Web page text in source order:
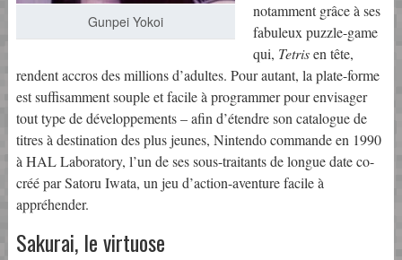
Gunpei Yokoi
notamment grâce à ses
fabuleux puzzle-game
qui, Tetrisen tête,
rendent accros des millions d’adultes. Pour autant, la plate-forme
est suffisamment souple et facile à programmer pour envisager
tout type de développements – afin d’étendre son catalogue de
titres à destination des plus jeunes, Nintendo commande en 1990
à HAL Laboratory, l’un de ses sous-traitants de longue date co-
créé par Satoru Iwata, un jeu d’action-aventure facile à
appréhender.
Sakurai, le virtuose